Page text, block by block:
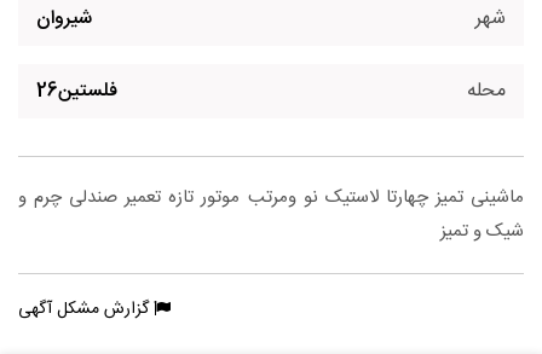
شهر شیروان
محله فلستین26
ماشینی تمیز چهارتا لاستیک نو ومرتب موتور تازه تعمیر صندلی چرم و
شیک و تمیز
گزارش مشکل آگهی